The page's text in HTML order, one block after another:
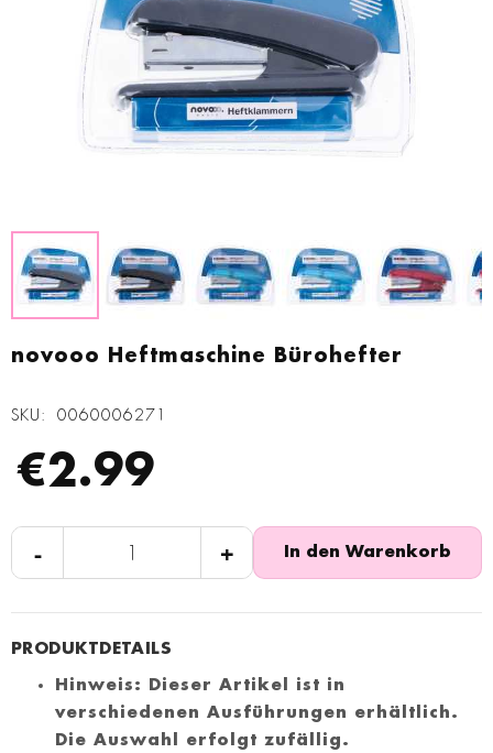
novooo Heftmaschine Bürohefter
SKU 0060006271
€2.99
- + In den Warenkorb
Hinweis: Dieser Artikel ist in
verschiedenen Ausführungen erhältlich.
Die Auswahl erfolgt zufällig.
Anfang
springen